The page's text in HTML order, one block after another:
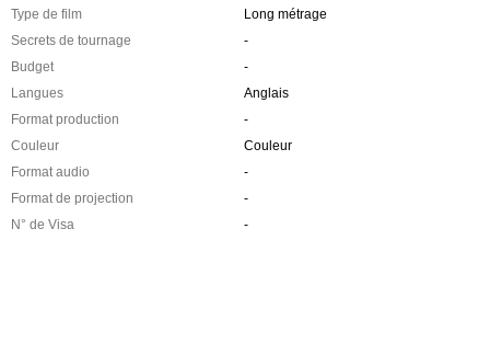
Type de film
Long métrage
Secrets de tournage
-
Budget
-
Langues
Anglais
Format production
-
Couleur
Couleur
Format audio
-
Format de projection
-
N° de Visa
-